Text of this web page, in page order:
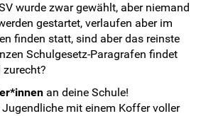
wurde zwar gewählt, aber niemand
gestartet, verlaufen aber im
finden statt, sind aber das reinste
Schulgesetz-Paragrafen findet
an deine Schule!
mit einem Koffer voller